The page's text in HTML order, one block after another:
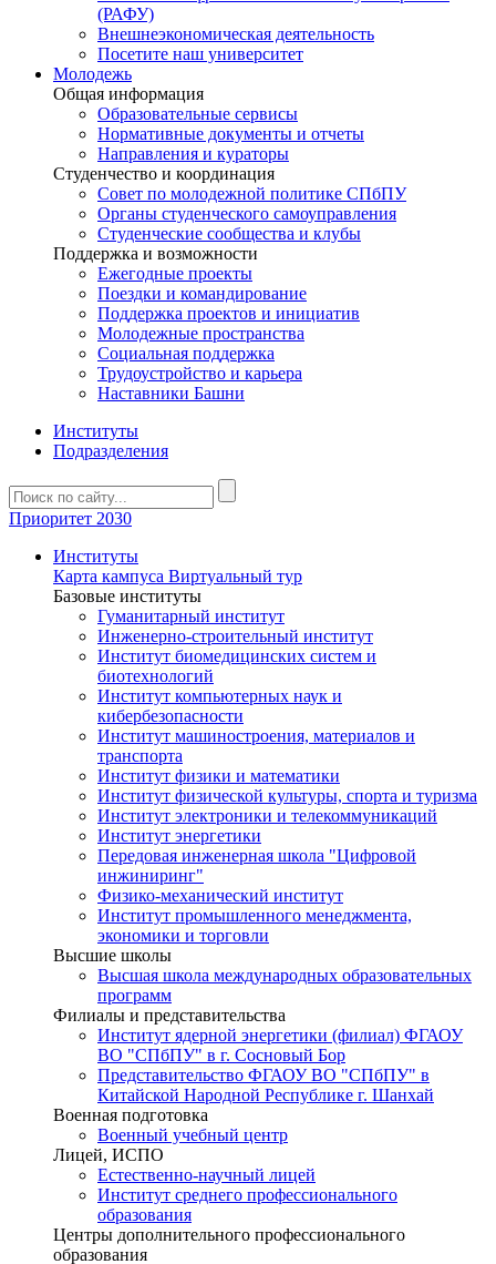
(РАФУ)
Внешнеэкономическая деятельность
Посетите наш университет
Молодежь
Общая информация
Образовательные сервисы
Нормативные документы и отчеты
Направления и кураторы
Студенчество и координация
Совет по молодежной политике СПбПУ
Органы студенческого самоуправления
Студенческие сообщества и клубы
Поддержка и возможности
Ежегодные проекты
Поездки и командирование
Поддержка проектов и инициатив
Молодежные пространства
Социальная поддержка
Трудоустройство и карьера
Наставники Башни
Институты
Подразделения
Приоритет 2030
Институты
Карта кампуса Виртуальный тур
Базовые институты
Гуманитарный институт
Инженерно-строительный институт
Институт биомедицинских систем и
биотехнологий
Институт компьютерных наук и
кибербезопасности
Институт машиностроения, материалов и
транспорта
Институт физики и математики
Институт физической культуры, спорта и туризма
Институт электроники и телекоммуникаций
Институт энергетики
Передовая инженерная школа "Цифровой
инжиниринг"
Физико-механический институт
Институт промышленного менеджмента,
экономики и торговли
Высшие школы
Высшая школа международных образовательных
программ
Филиалы и представительства
Институт ядерной энергетики (филиал) ФГАОУ
ВО "СПбПУ" в г. Сосновый Бор
Представительство ФГАОУ ВО "СПбПУ" в
Китайской Народной Республике г. Шанхай
Военная подготовка
Военный учебный центр
Лицей, ИСПО
Естественно-научный лицей
Институт среднего профессионального
образования
Центры дополнительного профессионального
образования